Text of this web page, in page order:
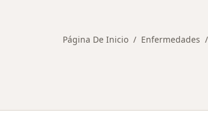
Página De Inicio Enfermedades